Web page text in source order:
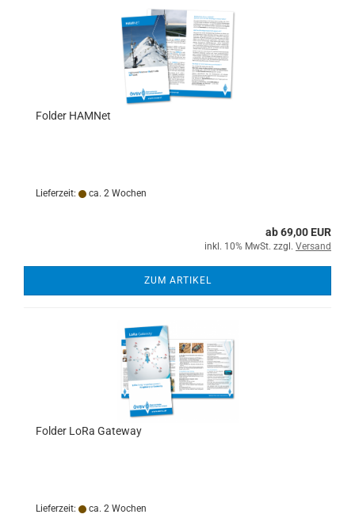
Folder HAMNet
Lieferzeit: ca. 2 Wochen
ab 69,00 EUR
inkl. 10% MwSt. zzgl. Versand
ZUM ARTIKEL
Folder LoRa Gateway
Lieferzeit: ca. 2 Wochen